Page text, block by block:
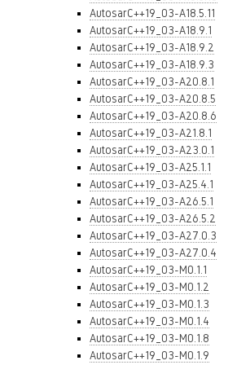
AutosarC++19_03-A18.5.11
AutosarC++19_03-A18.9.1
AutosarC++19_03-A18.9.2
AutosarC++19_03-A18.9.3
AutosarC++19_03-A20.8.1
AutosarC++19_03-A20.8.5
AutosarC++19_03-A20.8.6
AutosarC++19_03-A21.8.1
AutosarC++19_03-A23.0.1
AutosarC++19_03-A25.1.1
AutosarC++19_03-A25.4.1
AutosarC++19_03-A26.5.1
AutosarC++19_03-A26.5.2
AutosarC++19_03-A27.0.3
AutosarC++19_03-A27.0.4
AutosarC++19_03-M0.1.1
AutosarC++19_03-M0.1.2
AutosarC++19_03-M0.1.3
AutosarC++19_03-M0.1.4
AutosarC++19_03-M0.1.8
AutosarC++19_03-M0.1.9